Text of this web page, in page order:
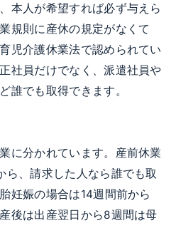
本人が希望すれば必ず与えら
規則に産休の規定がなくて
児介護休業法で認められてい
社員だけでなく、派遣社員や
誰でも取得できます。
に分かれています。産前休業
ら、請求した人なら誰でも取
妊娠の場合は14週間前から
後は出産翌日から8週間は母